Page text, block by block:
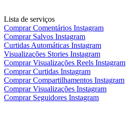
Lista de serviços
Comprar Comentários Instagram
Comprar Salvos Instagram
Curtidas Automáticas Instagram
Visualizações Stories Instagram
Comprar Visualizações Reels Instagram
Comprar Curtidas Instagram
Comprar Compartilhamentos Instagram
Comprar Visualizações Instagram
Comprar Seguidores Instagram